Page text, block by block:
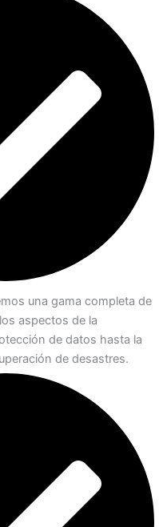
una gama completa de
aspectos de la
de datos hasta la
de desastres.